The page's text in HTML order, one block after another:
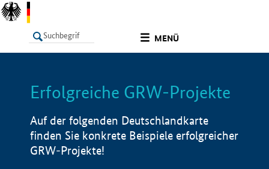
MENÜ
LISTE Info
Erfolgreiche GRW-Projekte
Auf der folgenden Deutschlandkarte
finden Sie konkrete Beispiele erfolgreicher
GRW-Projekte!